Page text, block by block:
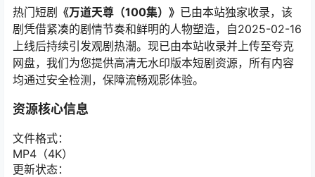
热门短剧 《万道天尊（100集）》 已由本站独家收录，该
剧凭借紧凑的剧情节奏和鲜明的人物塑造，自2025-02-16
上线后持续引发观剧热潮。现已由本站收录并上传至夸克
网盘，我们为您提供高清无水印版本短剧资源，所有内容
均通过安全检测，保障流畅观影体验。
资源核心信息
文件格式：
MP4（4K）
更新状态：